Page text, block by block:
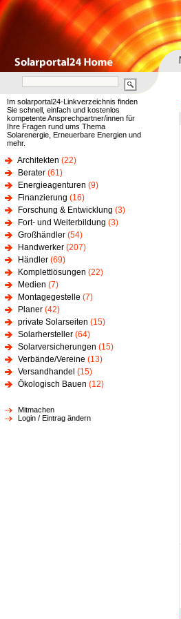
Im solarportal24-Linkverzeichnis finden
Sie schnell, einfach und kostenlos
kompetente Ansprechpartner/innen für
Ihre Fragen rund ums Thema
Solarenergie, Erneuerbare Energien und
mehr.
Architekten (22)
Berater (61)
Energieagenturen (9)
Finanzierung (16)
Forschung & Entwicklung (3)
Fort- und Weiterbildung (3)
Großhändler (54)
Handwerker (207)
Händler (69)
Komplettlösungen (22)
Medien (7)
Montagegestelle (7)
Planer (42)
private Solarseiten (15)
Solarhersteller (64)
Solarversicherungen (15)
Verbände/Vereine (13)
Versandhandel (15)
Ökologisch Bauen (12)
Mitmachen
Login / Eintrag ändern